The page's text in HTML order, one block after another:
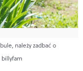
należy zadbać o